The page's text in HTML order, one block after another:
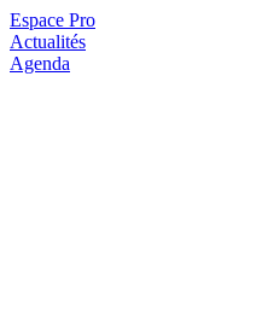
Espace Pro
Actualités
Agenda